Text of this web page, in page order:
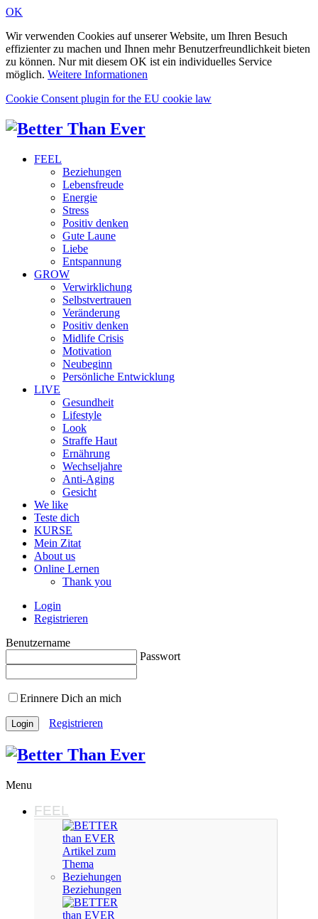
OK
Wir verwenden Cookies auf unserer Website, um Ihren Besuch
effizienter zu machen und Ihnen mehr Benutzerfreundlichkeit bieten
zu können. Nur mit diesem OK ist ein individuelles Service
möglich. Weitere Informationen
Cookie Consent plugin for the EU cookie law
FEEL
Beziehungen
Lebensfreude
Energie
Stress
Positiv denken
Gute Laune
Liebe
Entspannung
GROW
Verwirklichung
Selbstvertrauen
Veränderung
Positiv denken
Midlife Crisis
Motivation
Neubeginn
Persönliche Entwicklung
LIVE
Gesundheit
Lifestyle
Look
Straffe Haut
Ernährung
Wechseljahre
Anti-Aging
Gesicht
We like
Teste dich
KURSE
Mein Zitat
About us
Online Lernen
Thank you
Login
Registrieren
Benutzername
Passwort
Erinnere Dich an mich
Registrieren
Menu
FEEL
Beziehungen